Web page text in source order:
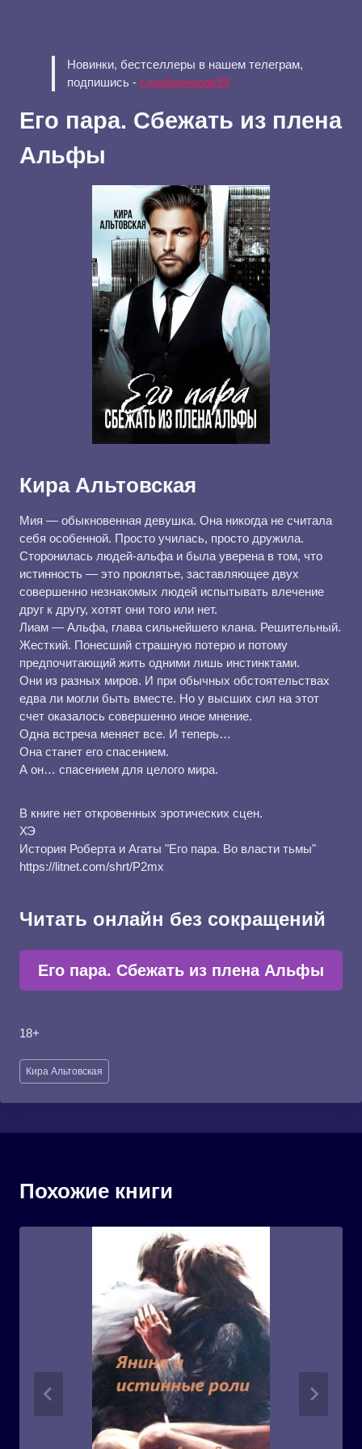
Новинки, бестселлеры в нашем телеграм,
подпишись - t.me/ilovebook99
Его пара. Сбежать из плена
Альфы
Кира Альтовская
Мия — обыкновенная девушка. Она никогда не считала
себя особенной. Просто училась, просто дружила.
Сторонилась людей-альфа и была уверена в том, что
истинность — это проклятье, заставляющее двух
совершенно незнакомых людей испытывать влечение
друг к другу, хотят они того или нет.
Лиам — Альфа, глава сильнейшего клана. Решительный.
Жесткий. Понесший страшную потерю и потому
предпочитающий жить одними лишь инстинктами.
Они из разных миров. И при обычных обстоятельствах
едва ли могли быть вместе. Но у высших сил на этот
счет оказалось совершенно иное мнение.
Одна встреча меняет все. И теперь…
Она станет его спасением.
А он… спасением для целого мира.
В книге нет откровенных эротических сцен.
ХЭ
История Роберта и Агаты "Его пара. Во власти тьмы"
https://litnet.com/shrt/P2mx
Читать онлайн без сокращений
Его пара. Сбежать из плена Альфы
18+
Метки
записи:
Кира Альтовская
Похожие книги